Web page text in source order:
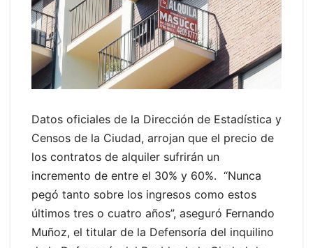
Datos oficiales de la Dirección de Estadística y
Censos de la Ciudad, arrojan que el precio de
los contratos de alquiler sufrirán un
incremento de entre el 30% y 60%. “Nunca
pegó tanto sobre los ingresos como estos
últimos tres o cuatro años”, aseguró Fernando
Muñoz, el titular de la Defensoría del inquilino